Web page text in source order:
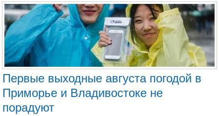
Первые выходные августа погодой в
Приморье и Владивостоке не
порадуют